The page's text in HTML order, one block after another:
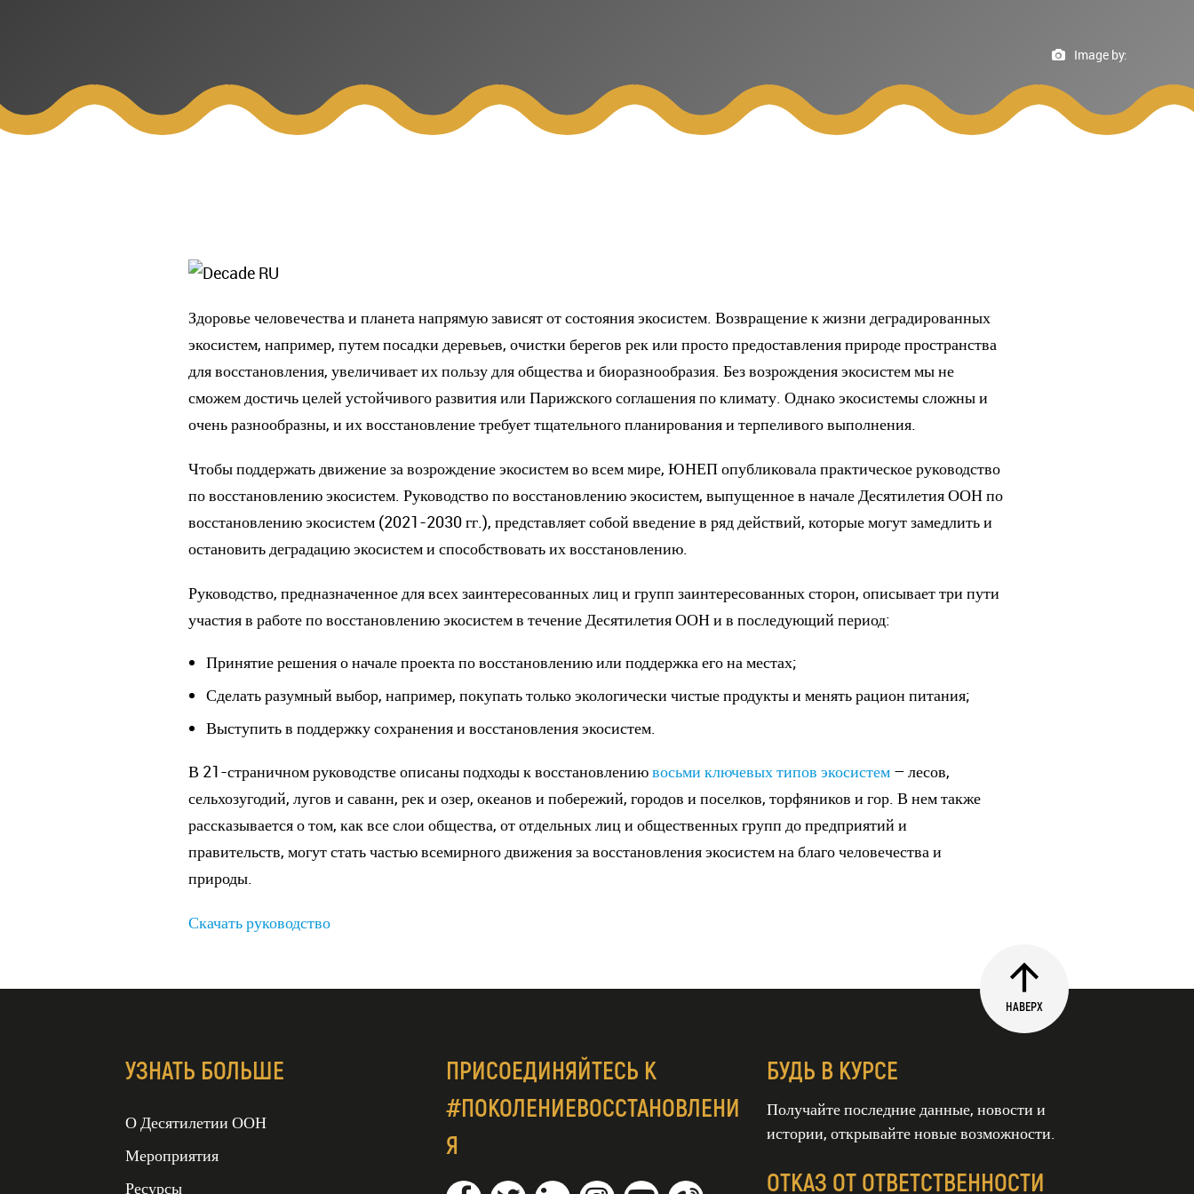
Image by:
Здоровье человечества и планета напрямую зависят от состояния экосистем. Возвращение к жизни деградированных
экосистем, например, путем посадки деревьев, очистки берегов рек или просто предоставления природе пространства
для восстановления, увеличивает их пользу для общества и биоразнообразия. Без возрождения экосистем мы не
сможем достичь целей устойчивого развития или Парижского соглашения по климату. Однако экосистемы сложны и
очень разнообразны, и их восстановление требует тщательного планирования и терпеливого выполнения.
Чтобы поддержать движение за возрождение экосистем во всем мире, ЮНЕП опубликовала практическое руководство
по восстановлению экосистем. Руководство по восстановлению экосистем, выпущенное в начале Десятилетия ООН по
восстановлению экосистем (2021-2030 гг.), представляет собой введение в ряд действий, которые могут замедлить и
остановить деградацию экосистем и способствовать их восстановлению.
Руководство, предназначенное для всех заинтересованных лиц и групп заинтересованных сторон, описывает три пути
участия в работе по восстановлению экосистем в течение Десятилетия ООН и в последующий период:
Принятие решения о начале проекта по восстановлению или поддержка его на местах;
Сделать разумный выбор, например, покупать только экологически чистые продукты и менять рацион питания;
Выступить в поддержку сохранения и восстановления экосистем.
В 21-страничном руководстве описаны подходы к восстановлениювосьми ключевых типов экосистем– лесов,
сельхозугодий, лугов и саванн, рек и озер, океанов и побережий, городов и поселков, торфяников и гор. В нем также
рассказывается о том, как все слои общества, от отдельных лиц и общественных групп до предприятий и
правительств, могут стать частью всемирного движения за восстановления экосистем на благо человечества и
природы.
Скачать руководство
НАВЕРХ
УЗНАТЬ БОЛЬШЕ
О Десятилетии ООН
Мероприятия
Ресурсы
ПРИСОЕДИНЯЙТЕСЬ К
#ПОКОЛЕНИЕВОССТАНОВЛЕНИ
Я
БУДЬ В КУРСЕ
Получайте последние данные, новости и
истории, открывайте новые возможности.
ОТКАЗ ОТ ОТВЕТСТВЕННОСТИ
ВОССТАНОВЛЕНИЯ
ЭКОСИСТЕМ
ДЕСЯТИЛЕТИЕ ООН